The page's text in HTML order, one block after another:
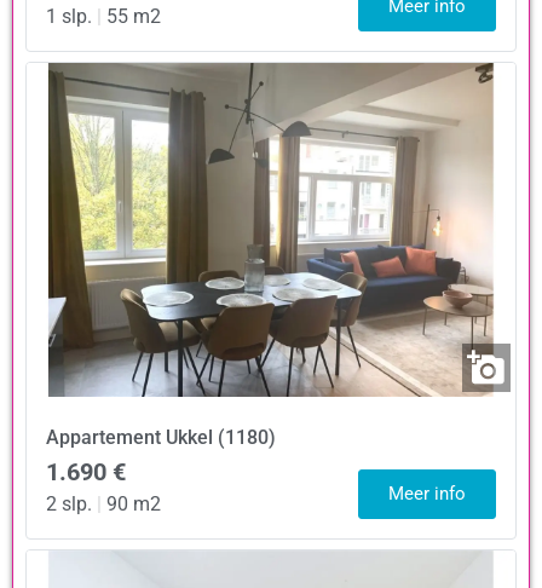
1 slp. 55 m2 Meer info
Appartement Ukkel (1180)
1.690 €
2 slp. 90 m2 Meer info